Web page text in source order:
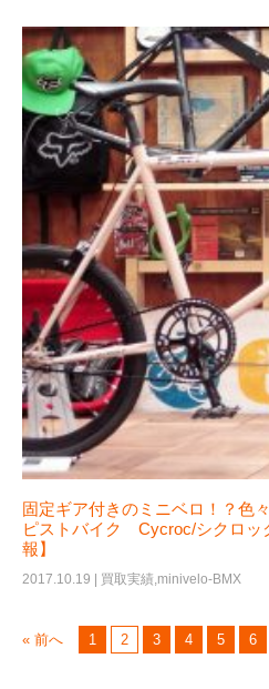
固定ギア付きのミニベロ！？色
ピストバイク Cycroc/シクロッ
報】
2017.10.19 | 買取実績,minivelo-BMX
« 前へ 1 2 3 4 5 6